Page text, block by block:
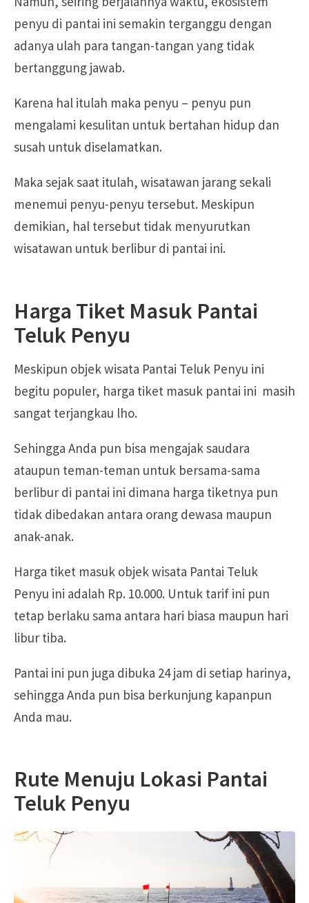
penyu di pantai ini semakin terganggu dengan
adanya ulah para tangan-tangan yang tidak
bertanggung jawab.
Karena hal itulah maka penyu – penyu pun
mengalami kesulitan untuk bertahan hidup dan
susah untuk diselamatkan.
Maka sejak saat itulah, wisatawan jarang sekali
menemui penyu-penyu tersebut. Meskipun
demikian, hal tersebut tidak menyurutkan
wisatawan untuk berlibur di pantai ini.
Harga Tiket Masuk Pantai
Teluk Penyu
Meskipun objek wisata Pantai Teluk Penyu ini
begitu populer, harga tiket masuk pantai ini masih
sangat terjangkau lho.
Sehingga Anda pun bisa mengajak saudara
ataupun teman-teman untuk bersama-sama
berlibur di pantai ini dimana harga tiketnya pun
tidak dibedakan antara orang dewasa maupun
anak-anak.
Harga tiket masuk objek wisata Pantai Teluk
Penyu ini adalah Rp. 10.000. Untuk tarif ini pun
tetap berlaku sama antara hari biasa maupun hari
libur tiba.
Pantai ini pun juga dibuka 24 jam di setiap harinya,
sehingga Anda pun bisa berkunjung kapanpun
Anda mau.
Rute Menuju Lokasi Pantai
Teluk Penyu